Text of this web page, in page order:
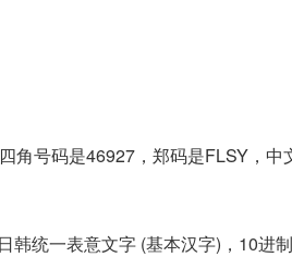
角号码是46927，郑码是FLSY，中
韩统一表意文字 (基本汉字)，10进